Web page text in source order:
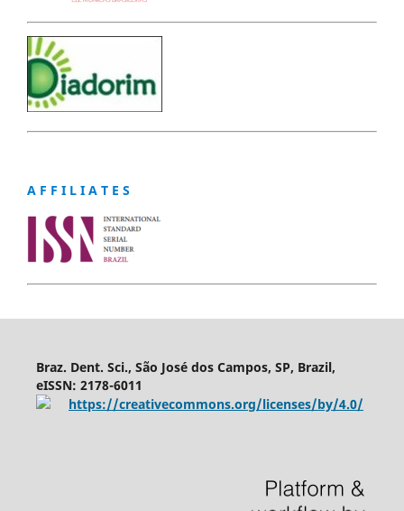
A F F I L I A T E S
Braz. Dent. Sci., São José dos Campos, SP, Brazil,
eISSN: 2178-6011
https://creativecommons.org/licenses/by/4.0/